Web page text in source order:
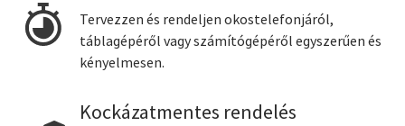
Tervezzen és rendeljen okostelefonjáról,
táblagépéről vagy számítógépéről egyszerűen és
kényelmesen.
Kockázatmentes rendelés